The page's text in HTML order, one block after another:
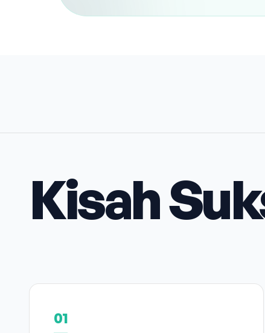
Kisah
01